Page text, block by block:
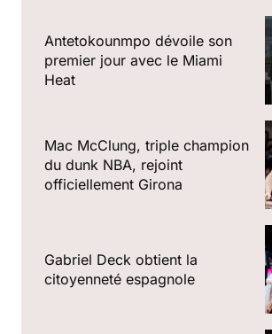
Antetokounmpo dévoile son
premier jour avec le Miami
Heat
Mac McClung, triple champion
du dunk NBA, rejoint
officiellement Girona
Gabriel Deck obtient la
citoyenneté espagnole